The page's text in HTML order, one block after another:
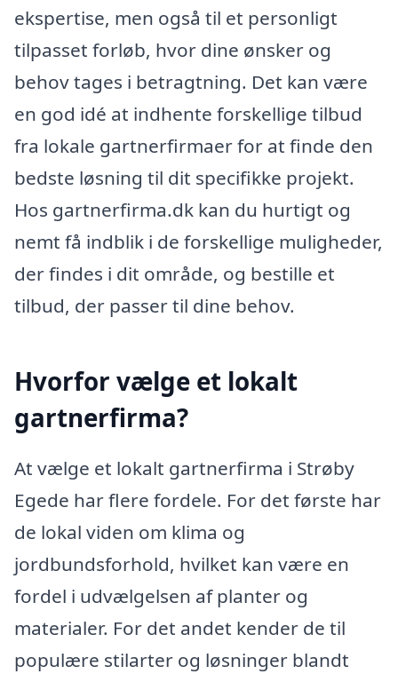
ekspertise, men også til et personligt
tilpasset forløb, hvor dine ønsker og
behov tages i betragtning. Det kan være
en god idé at indhente forskellige tilbud
fra lokale gartnerfirmaer for at finde den
bedste løsning til dit specifikke projekt.
Hos gartnerfirma.dk kan du hurtigt og
nemt få indblik i de forskellige muligheder,
der findes i dit område, og bestille et
tilbud, der passer til dine behov.
Hvorfor vælge et lokalt
gartnerfirma?
At vælge et lokalt gartnerfirma i Strøby
Egede har flere fordele. For det første har
de lokal viden om klima og
jordbundsforhold, hvilket kan være en
fordel i udvælgelsen af planter og
materialer. For det andet kender de til
populære stilarter og løsninger blandt